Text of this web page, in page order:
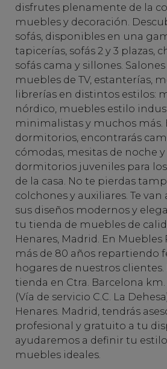
disfrutes plenamente de la
muebles y decoración.
sofás, disponibles en una
tapicerías, sofás 2 y 3 plazas,
sofás cama y sillones.
muebles de TV, estanterías,
librerías en distintos estilos:
nórdico, muebles estilo
minimalistas y muchos más.
dormitorios, encontrarás
cómodas, mesitas de noche
dormitorios juveniles para
de la casa. No te pierdas
colchones y auxiliares. Te
sus diseños modernos y
tu tienda de muebles de
Henares, Madrid. En Muebles
más de 80 años repartiendo
hogares de nuestros clientes.
tienda en Ctra. Barcelona km.
(Vía de servicio C.C. La
Henares. Madrid, tendrás
profesional y gratuito a tu
ayudaremos a definir tu
muebles ideales.